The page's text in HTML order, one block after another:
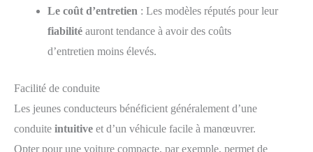
Le coût d’entretien : Les modèles réputés pour leur
fiabilité auront tendance à avoir des coûts
d’entretien moins élevés.
Facilité de conduite
Les jeunes conducteurs bénéficient généralement d’une
conduite intuitive et d’un véhicule facile à manœuvrer.
Opter pour une voiture compacte, par exemple, permet de